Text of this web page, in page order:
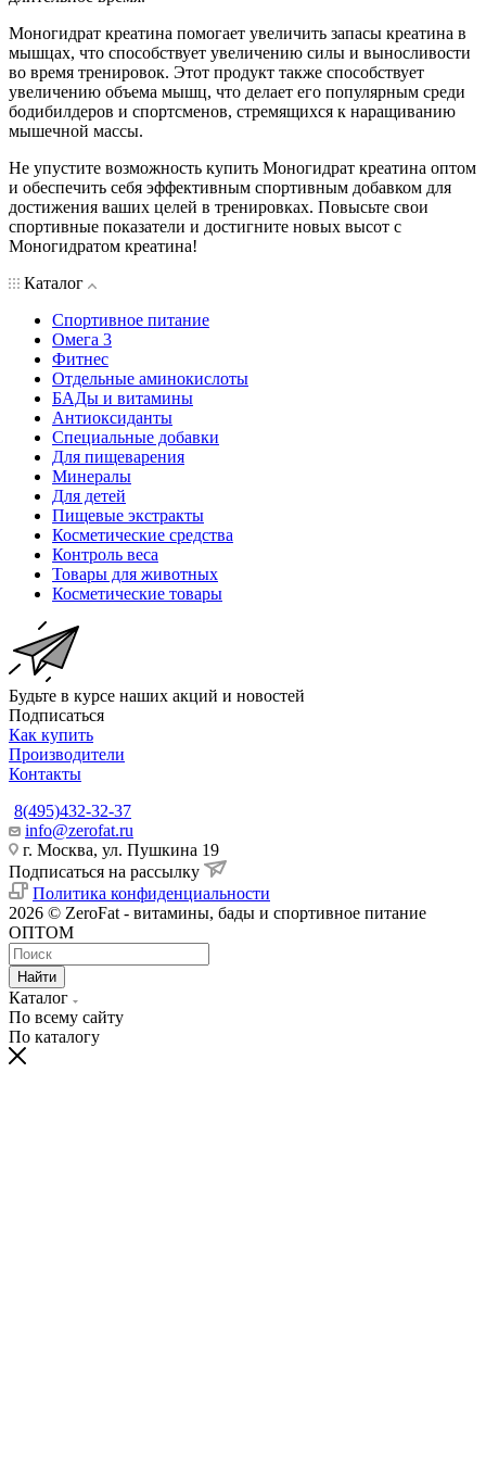
Моногидрат креатина помогает увеличить запасы креатина в
мышцах, что способствует увеличению силы и выносливости
во время тренировок. Этот продукт также способствует
увеличению объема мышц, что делает его популярным среди
бодибилдеров и спортсменов, стремящихся к наращиванию
мышечной массы.
Не упустите возможность купить Моногидрат креатина оптом
и обеспечить себя эффективным спортивным добавком для
достижения ваших целей в тренировках. Повысьте свои
спортивные показатели и достигните новых высот с
Моногидратом креатина!
Каталог
Спортивное питание
Омега 3
Фитнес
Отдельные аминокислоты
БАДы и витамины
Антиоксиданты
Специальные добавки
Для пищеварения
Минералы
Для детей
Пищевые экстракты
Косметические средства
Контроль веса
Товары для животных
Косметические товары
Будьте в курсе наших акций и новостей
Подписаться
Как купить
Производители
Контакты
8(495)432-32-37
info@zerofat.ru
г. Москва, ул. Пушкина 19
Подписаться на рассылку
Политика конфиденциальности
2026 © ZeroFat - витамины, бады и спортивное питание
ОПТОМ
Найти
Каталог
По всему сайту
По каталогу